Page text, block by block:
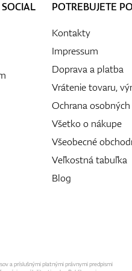
POTREBUJETE
Kontakty
Impressum
Doprava a platba
Vrátenie tovaru,
Ochrana
Všetko o nákupe
Všeobecné
Veľkostná tabuľka
Blog
a príslušnými platnými právnymi predpismi